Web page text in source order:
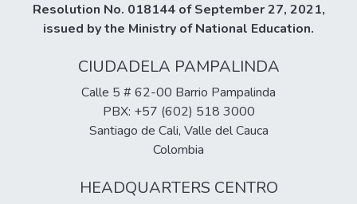
Resolution No. 018144 of September 27, 2021,
issued by the Ministry of National Education.
CIUDADELA PAMPALINDA
Calle 5 # 62-00 Barrio Pampalinda
PBX: +57 (602) 518 3000
Santiago de Cali, Valle del Cauca
Colombia
HEADQUARTERS CENTRO